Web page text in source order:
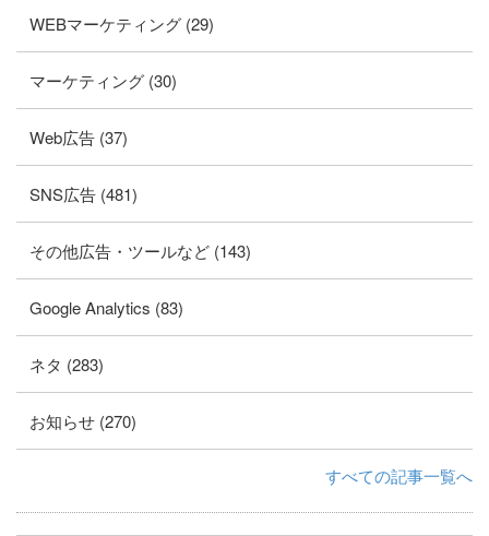
WEBマーケティング (29)
マーケティング (30)
Web広告 (37)
SNS広告 (481)
その他広告・ツールなど (143)
Google Analytics (83)
ネタ (283)
お知らせ (270)
すべての記事一覧へ